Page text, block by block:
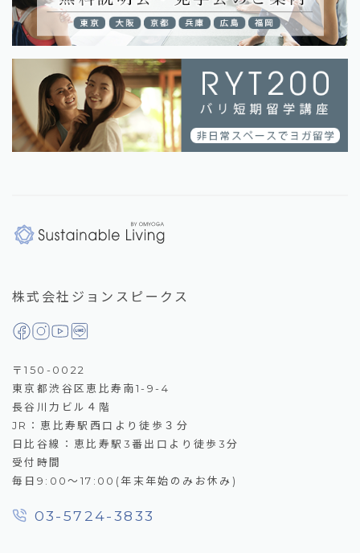
株式会社ジョンスピークス
〒150-0022
東京都渋谷区恵比寿南1-9-4
長谷川力ビル４階
JR：恵比寿駅西口より徒歩３分
日比谷線：恵比寿駅3番出口より徒歩3分
受付時間
毎日9:00～17:00(年末年始のみお休み)
03-5724-3833